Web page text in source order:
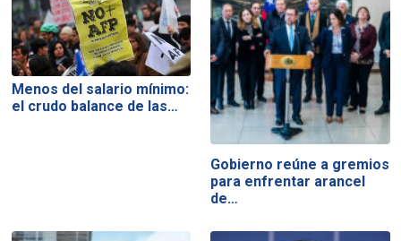
Menos del salario mínimo:
el crudo balance de las…
Gobierno reúne a gremios
para enfrentar arancel
de…